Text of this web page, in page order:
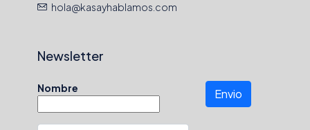
hola@kasayhablamos.com
Newsletter
Nombre Envio